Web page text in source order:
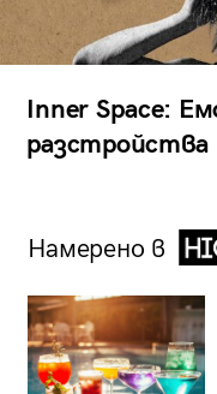
Inner Space:
разстройства
Намерено в